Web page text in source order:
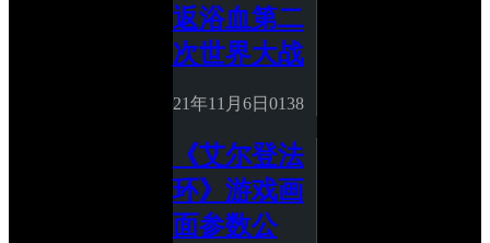
返浴血第二
次世界大战
21年11月6日 0138
《艾尔登法
环》游戏画
面参数公